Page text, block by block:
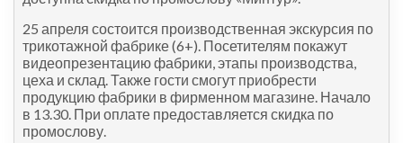
25 апреля состоится производственная экскурсия по
трикотажной фабрике (6+). Посетителям покажут
видеопрезентацию фабрики, этапы производства,
цеха и склад. Также гости смогут приобрести
продукцию фабрики в фирменном магазине. Начало
в 13.30. При оплате предоставляется скидка по
промослову.